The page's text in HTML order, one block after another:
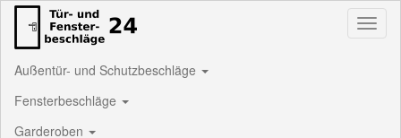
Außentür- und Schutzbeschläge
Fensterbeschläge
Garderoben